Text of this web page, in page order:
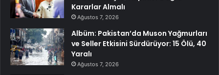
Kararlar Almalı
Ağustos 7, 2026
Albüm: Pakistan’da Muson Yağmurları
ve Seller Etkisini Sürdürüyor: 15 Ölü, 40
Yaralı
Ağustos 7, 2026